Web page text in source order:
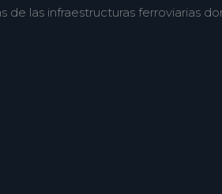
de las infraestructuras ferroviarias